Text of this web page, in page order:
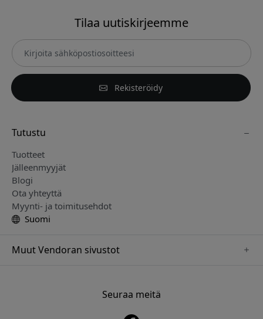
Tilaa uutiskirjeemme
Rekisteröidy
Tutustu
Tuotteet
Jälleenmyyjät
Blogi
Ota yhteyttä
Myynti- ja toimitusehdot
Suomi
Muut Vendoran sivustot
Seuraa meitä